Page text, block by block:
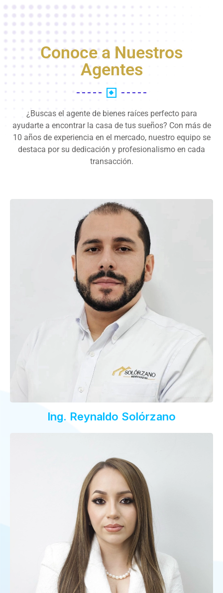
Conoce a Nuestros
Agentes
¿Buscas el agente de bienes raíces perfecto para
ayudarte a encontrar la casa de tus sueños? Con más de
10 años de experiencia en el mercado, nuestro equipo se
destaca por su dedicación y profesionalismo en cada
transacción.
Ing. Reynaldo Solórzano